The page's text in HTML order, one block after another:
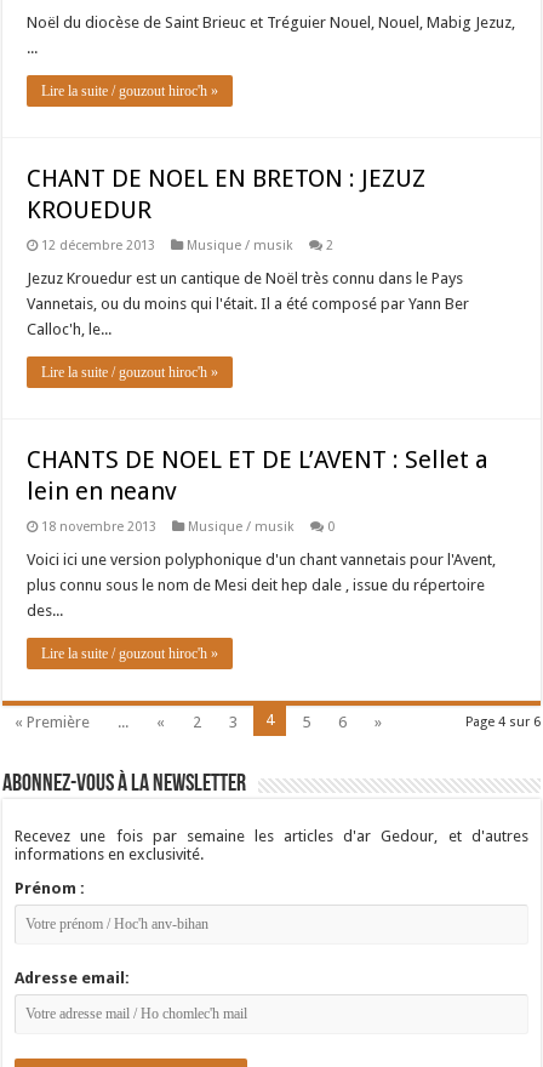
Noël du diocèse de Saint Brieuc et Tréguier Nouel, Nouel, Mabig Jezuz,
...
Lire la suite / gouzout hiroc'h »
CHANT DE NOEL EN BRETON : JEZUZ
KROUEDUR
12 décembre 2013 Musique / musik 2
Jezuz Krouedur est un cantique de Noël très connu dans le Pays
Vannetais, ou du moins qui l'était. Il a été composé par Yann Ber
Calloc'h, le...
Lire la suite / gouzout hiroc'h »
CHANTS DE NOEL ET DE L’AVENT : Sellet a
lein en neanv
18 novembre 2013 Musique / musik 0
Voici ici une version polyphonique d'un chant vannetais pour l'Avent,
plus connu sous le nom de Mesi deit hep dale , issue du répertoire
des...
Lire la suite / gouzout hiroc'h »
Page 4 sur 6
« Première ... « 2 3 4 5 6 »
Abonnez-vous à la newsletter
Recevez une fois par semaine les articles d'ar Gedour, et d'autres
informations en exclusivité.
Prénom :
Adresse email: